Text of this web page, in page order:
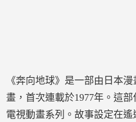
《奔向地球》是一部由日本
畫，首次連載於1977年。這
電視動畫系列。故事設定在